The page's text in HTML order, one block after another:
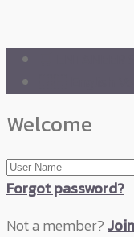
Welcome
Forgot password?
Not a member?